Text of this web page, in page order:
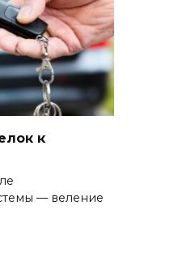
к
— веление